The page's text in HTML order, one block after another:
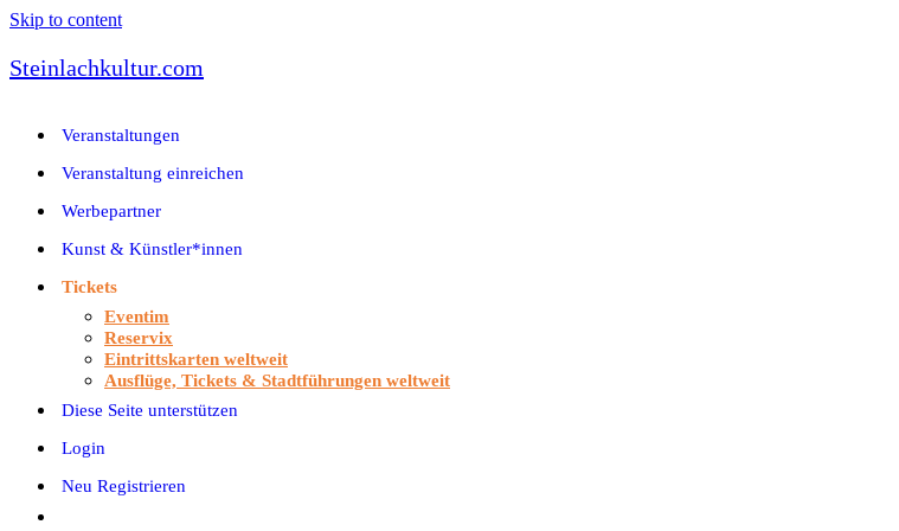
Skip to content
Steinlachkultur.com
Veranstaltungen
Veranstaltung einreichen
Werbepartner
Kunst & Künstler*innen
Tickets
Eventim
Reservix
Eintrittskarten weltweit
Ausflüge, Tickets & Stadtführungen weltweit
Diese Seite unterstützen
Login
Neu Registrieren